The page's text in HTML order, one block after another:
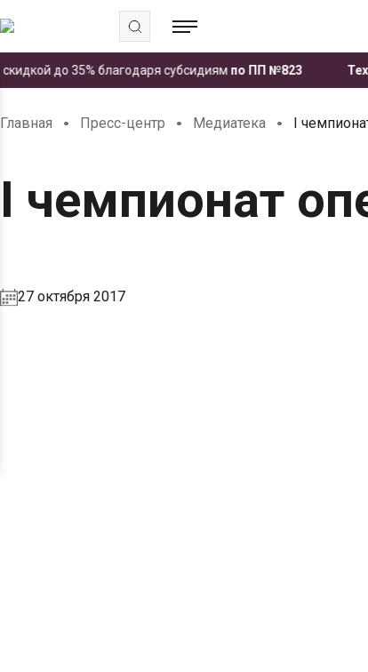
до 35% благодаря субсидиямпо ПП №823
Главная . Пресс-центр . Медиатека . I
I чемпионат
27 октября 2017